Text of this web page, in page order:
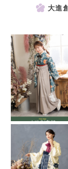
大進